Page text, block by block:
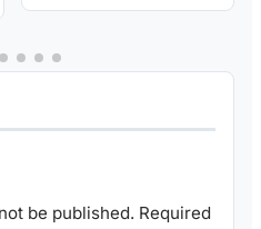
be published. Required